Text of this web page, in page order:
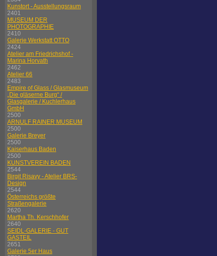
Kunstort - Ausstellungsraum
2401
MUSEUM DER
PHOTOGRAPHIE
2410
Galerie Werkstatt OTTO
2424
Atelier am Friedrichshof -
Marina Horvath
2462
Atelier 66
2483
Empire of Glass / Glasmuseum
„Die gläserne Burg“ /
Glasgalerie / Kuchlerhaus
GmbH
2500
ARNULF RAINER MUSEUM
2500
Galerie Breyer
2500
Kaiserhaus Baden
2500
KUNSTVEREIN BADEN
2544
Birgit Risavy - Atelier BRS-
Design
2544
Österreichs größte
Straßengalerie
2620
Martha Th. Kerschhofer
2640
SEIDL-GALERIE - GUT
GASTEIL
2651
Galerie 5er Haus